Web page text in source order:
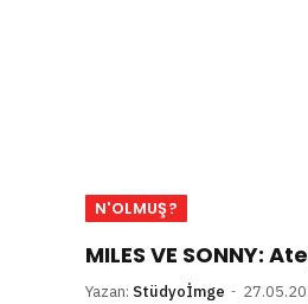
N'OLMUŞ?
MILES VE SONNY:
Yazan: Stüdyoİmge